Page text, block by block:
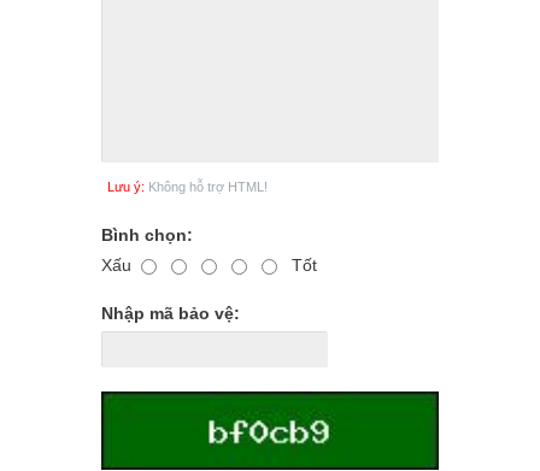
Lưu ý: Không hỗ trợ HTML!
Bình chọn:
Xấu
Tốt
Nhập mã bảo vệ: